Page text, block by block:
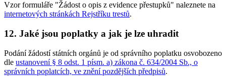
Vzor formuláře "Žádost o opis z evidence přestupků" naleznete na
internetových stránkách Rejstříku trestů.
12. Jaké jsou poplatky a jak je lze uhradit
Podání žádostí státních orgánů je od správního poplatku osvobozeno
dle ustanovení § 8 odst. 1 písm. a) zákona č. 634/2004 Sb., o
správních poplatcích, ve znění pozdějších předpisů.